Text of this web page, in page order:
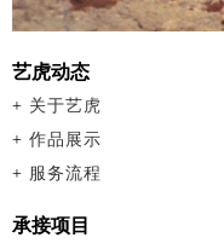
艺虎动态
+ 关于艺虎
+ 作品展示
+ 服务流程
承接项目